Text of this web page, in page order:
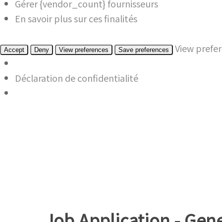
Gérer {vendor_count} fournisseurs
En savoir plus sur ces finalités
Accept Deny View preferences Save preferences View
Déclaration de confidentialité